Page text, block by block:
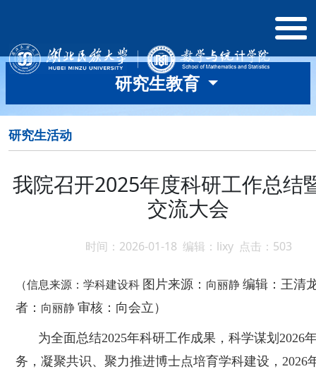
研究生教育
研究生活动
我院召开2025年度科研工作总结
交流大会
时间：2026-01-18 编辑：lixy 点击： 503
（信息来源： 学科建设科 图片来源： 向丽静 编辑：王清
者： 向丽静 审核：向会立）
为全面总结2025年科研工作成果，科学谋划2026
务，凝聚共识、聚力推进博士点培育学科建设，2026